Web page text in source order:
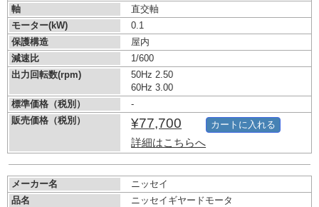
軸
直交軸
モーター(kW)
0.1
保護構造
屋内
減速比
1/600
出力回転数(rpm)
50Hz 2.50
60Hz 3.00
標準価格（税別）
-
販売価格（税別）
¥77,700
詳細はこちらへ
カートに入れる
メーカー名
ニッセイ
品名
ニッセイギヤードモータ